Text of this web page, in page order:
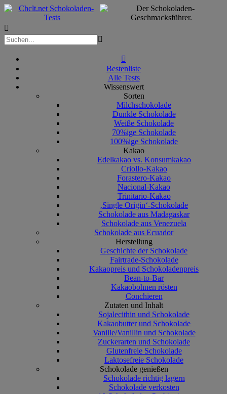



Bestenliste
Alle Tests
Wissenswert
Sorten
Milchschokolade
Dunkle Schokolade
Weiße Schokolade
70%ige Schokolade
100%ige Schokolade
Kakao
Edelkakao vs. Konsumkakao
Criollo-Kakao
Forastero-Kakao
Nacional-Kakao
Trinitario-Kakao
‚Single Origin‘-Schokolade
Schokolade aus Madagaskar
Schokolade aus Venezuela
Schokolade aus Ecuador
Herstellung
Geschichte der Schokolade
Fairtrade-Schokolade
Kakaopreis und Schokoladenpreis
Bean-to-Bar
Kakaobohnen rösten
Conchieren
Zutaten und Inhalt
Sojalecithin und Schokolade
Kakaobutter und Schokolade
Vanille/Vanillin und Schokolade
Zuckerarten und Schokolade
Glutenfreie Schokolade
Laktosefreie Schokolade
Schokolade genießen
Schokolade richtig lagern
Schokolade verkosten